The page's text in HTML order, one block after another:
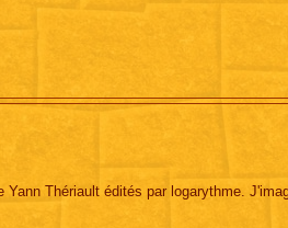
Thériault édités par logarythme.